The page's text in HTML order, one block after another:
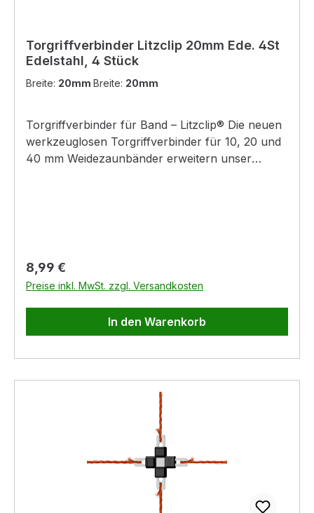
Torgriffverbinder Litzclip 20mm Ede. 4St
Edelstahl, 4 Stück
Breite: 20mm Breite: 20mm
Torgriffverbinder für Band – Litzclip® Die neuen
werkzeuglosen Torgriffverbinder für 10, 20 und
40 mm Weidezaunbänder erweitern unser
perfekte Leitfähigkeit. Die Verbinder sind
selbsterklärend in ihrer Funktion und lassen sich
sehr schnell und einfach an jeden beliebigen
Torgriff bzw. Torisolator montieren. Bänder
werden. Litzclip® von AKO – patentierte
Qualitätsprodukte
Regulärer Preis:
8,99 €
Preise inkl. MwSt. zzgl. Versandkosten
In den Warenkorb